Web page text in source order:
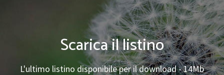
Scarica il listino
L'ultimo listino disponibile per il download - 14Mb